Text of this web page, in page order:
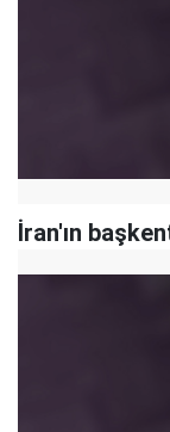
İran'ın